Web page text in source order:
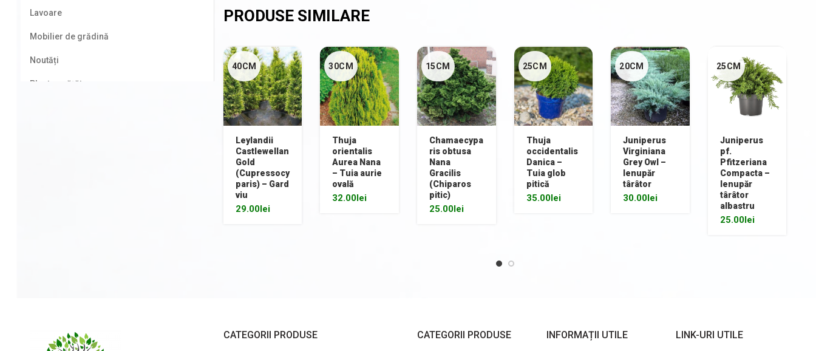
40CM
Leylandii
Castlewellan
Gold
(Cupressocy
paris) – Gard
viu
29.00lei
30CM
Thuja
orientalis
Aurea Nana
– Tuia aurie
ovală
32.00lei
15CM
Chamaecypa
ris obtusa
Nana
Gracilis
(Chiparos
pitic)
25.00lei
25CM
Thuja
occidentalis
Danica –
Tuia glob
pitică
35.00lei
20CM
Juniperus
Virginiana
Grey Owl –
Ienupăr
târâtor
30.00lei
25CM
Juniperus
pf.
Pfitzeriana
Compacta –
Ienupăr
târâtor
albastru
25.00lei
Lavoare
Mobilier de grădină
Noutăți
Plante agățătoare
Plante pentru garduri vii
CATEGORII PRODUSE CATEGORII PRODUSE INFORMAȚII UTILE LINK-URI UTILE